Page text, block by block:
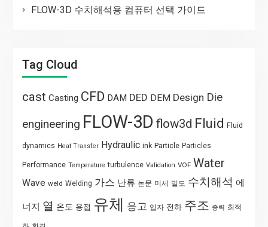
FLOW-3D 수치해석용 컴퓨터 선택 가이드
Tag Cloud
cast Casting CFD DAM DED DEM Design Die
engineering FLOW-3D flow3d Fluid Fluid
dynamics Heat Transfer Hydraulic ink Particle Particles
Performance Temperature turbulence Validation VOF Water
Wave weld Welding 가스 난류 논문 미세 밀도 수치해석 에
너지 열 온도 용접 유체 응고 입자 전하 주조 중력 최적